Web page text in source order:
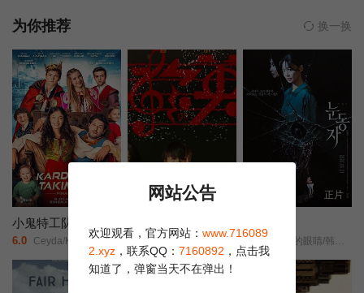
为你推荐 换一换
小鬼特工队3
6.0 Ceyda/Kasabalı/费拉特·阿尔拜伦/
正片
2.0 彭思嘉/徐畅/黄黎/
正片
6.0 茱莉娅的眼睛/韩版/Eyes/
豆瓣高分
网站公告
欢迎观看，官方网站： www.716089
2.xyz ，联系QQ： 7160892 ，点击我
知道了，弹窗当天不在弹出！